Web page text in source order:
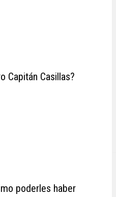
Capitán Casillas?
poderles haber